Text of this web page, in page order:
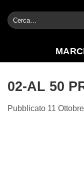
contenuti
Cerca:
02-AL 50
Pubblicato 11